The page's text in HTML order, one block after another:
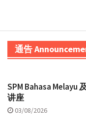
通告
SPM Bahasa Melayu
讲座
03/08/2026